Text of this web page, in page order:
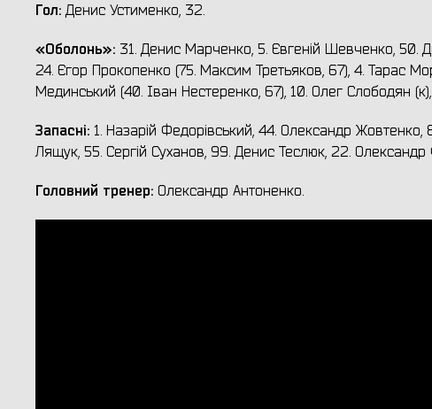
Гол:Денис Устименко, 32.
«Оболонь»: 31. Денис Марченко, 5. Євгеній Шевченко,
24. Єгор Прокопенко (75. Максим Третьяков, 67), 4. Тарас
Мединський (40. Іван Нестеренко, 67), 10. Олег Слободян
Запасні: 1. Назарій Федорівський, 44. Олександр
Лящук, 55. Сергій Суханов, 99. Денис Теслюк, 22.
Головний тренер: Олександр Антоненко.